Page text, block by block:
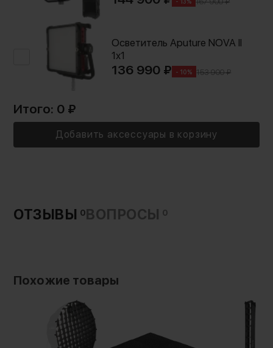
Осветитель Aputure NOVA II
1x1
136 990 ₽ - 10% 153 900 ₽
Итого: 0 ₽
Добавить аксессуары в корзину
ОТЗЫВЫ 0ВОПРОСЫ 0
Похожие товары